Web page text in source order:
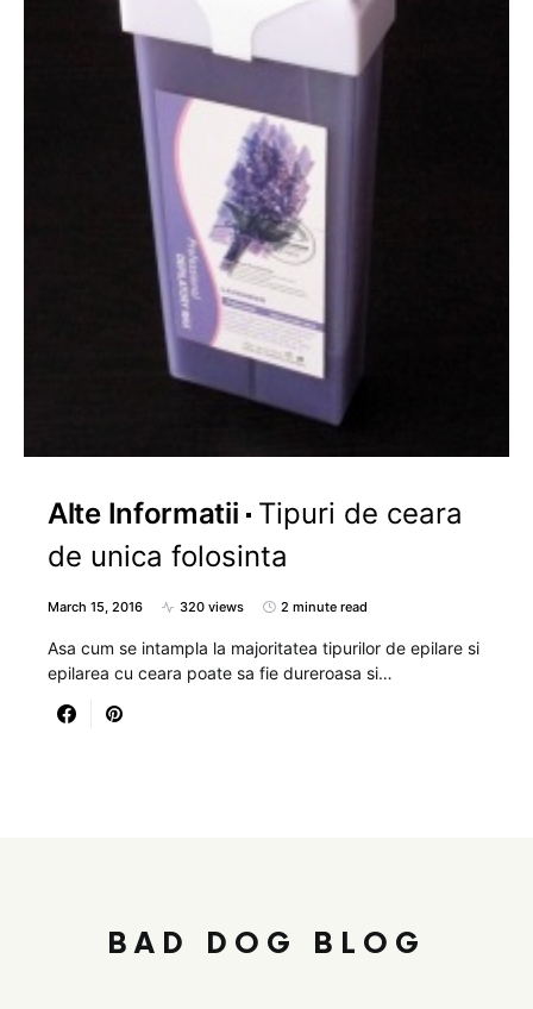
Alte Informatii
Tipuri de ceara
de unica folosinta
March 15, 2016 320 views 2 minute read
Asa cum se intampla la majoritatea tipurilor de epilare si
epilarea cu ceara poate sa fie dureroasa si…
BAD DOG BLOG